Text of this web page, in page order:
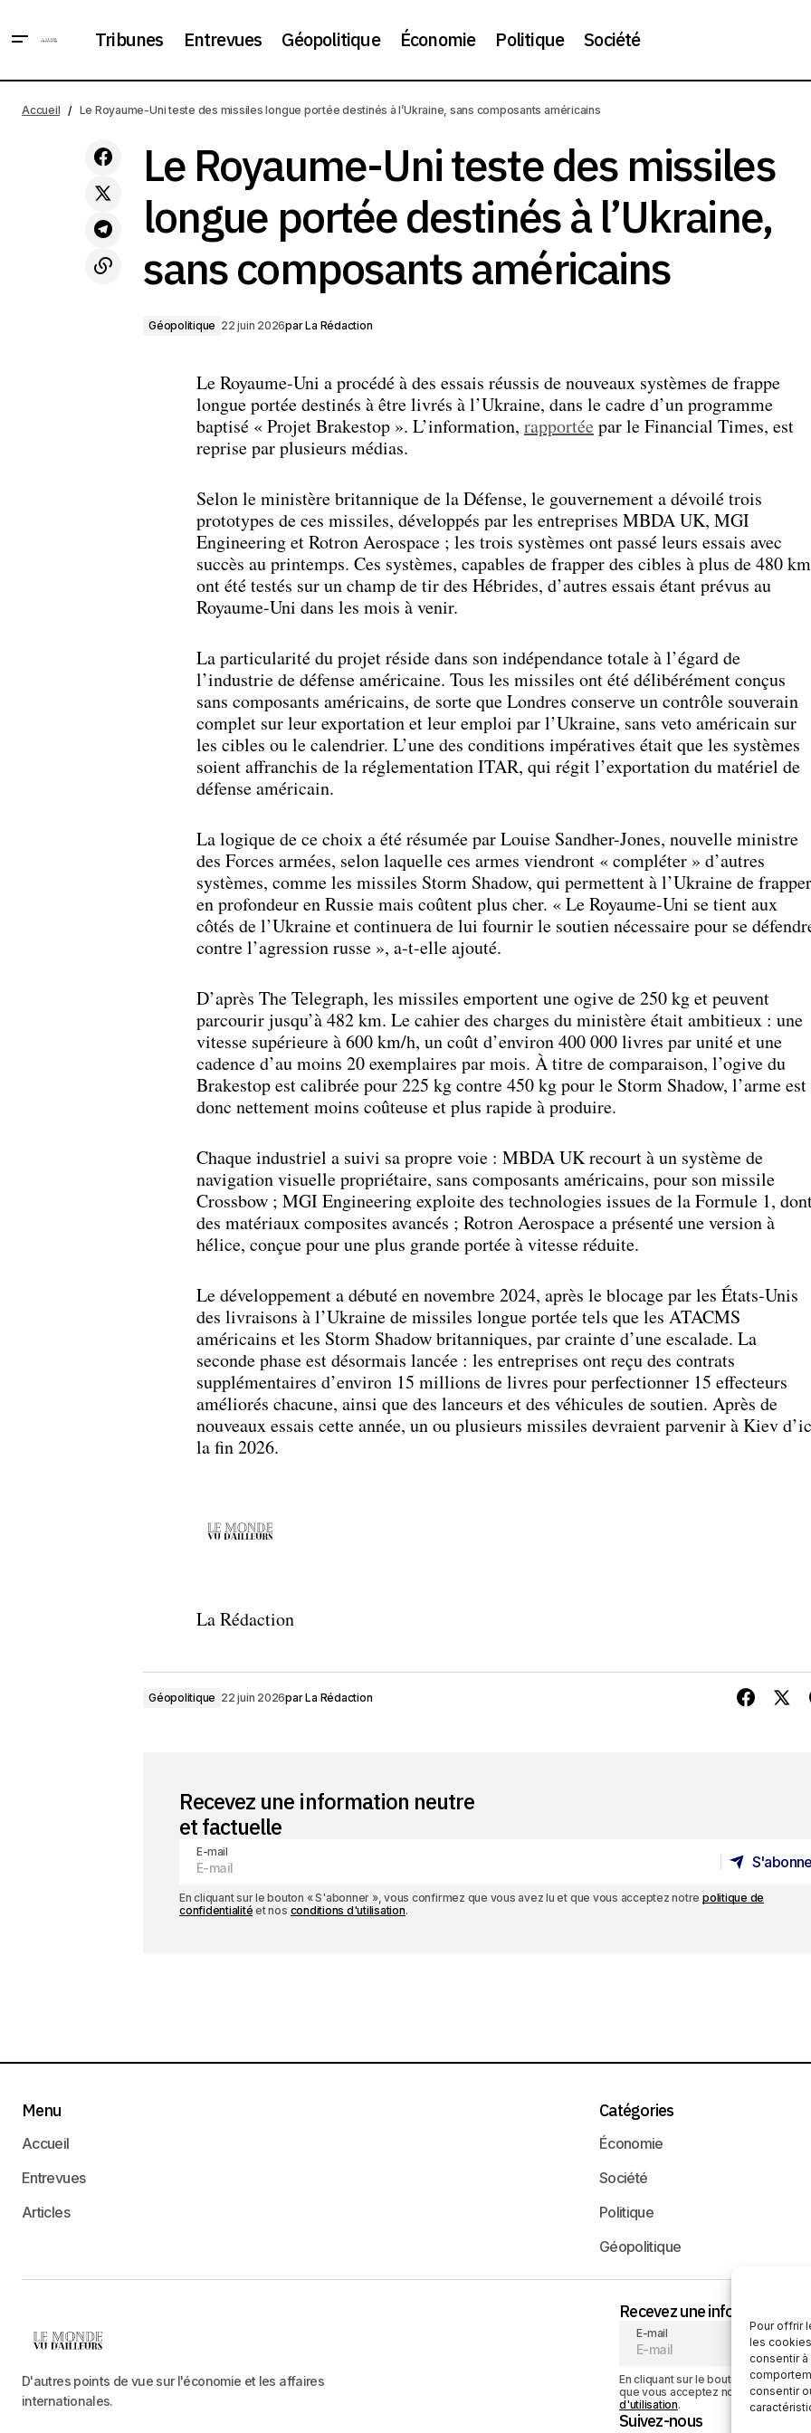
Pour offrir
les
consentir
consentir
Tribunes Entrevues Géopolitique Économie Politique Société
date de sa démission
Géopolitique composants américains
Accueil Le Royaume-Uni teste des missiles longue portée destinés à l’Ukraine, sans composants américains
Le Royaume-Uni teste des missiles
longue portée destinés à l’Ukraine,
sans composants américains
Géopolitique 22 juin 2026parLa Rédaction
Le Royaume-Uni a procédé à des essais réussis de nouveaux systèmes de frappe
longue portée destinés à être livrés à l’Ukraine, dans le cadre d’un programme
baptisé « Projet Brakestop ». L’information, rapportée par le Financial Times, est
reprise par plusieurs médias.
Selon le ministère britannique de la Défense, le gouvernement a dévoilé trois
prototypes de ces missiles, développés par les entreprises MBDA UK, MGI
Engineering et Rotron Aerospace ; les trois systèmes ont passé leurs essais avec
succès au printemps. Ces systèmes, capables de frapper des cibles à plus de 480
ont été testés sur un champ de tir des Hébrides, d’autres essais étant prévus au
Royaume-Uni dans les mois à venir.
La particularité du projet réside dans son indépendance totale à l’égard de
l’industrie de défense américaine. Tous les missiles ont été délibérément conçus
sans composants américains, de sorte que Londres conserve un contrôle souverain
complet sur leur exportation et leur emploi par l’Ukraine, sans veto américain sur
les cibles ou le calendrier. L’une des conditions impératives était que les systèmes
soient affranchis de la réglementation ITAR, qui régit l’exportation du matériel de
défense américain.
La logique de ce choix a été résumée par Louise Sandher-Jones, nouvelle ministre
des Forces armées, selon laquelle ces armes viendront « compléter » d’autres
systèmes, comme les missiles Storm Shadow, qui permettent à l’Ukraine de frapper
en profondeur en Russie mais coûtent plus cher. « Le Royaume-Uni se tient aux
côtés de l’Ukraine et continuera de lui fournir le soutien nécessaire pour se
contre l’agression russe », a-t-elle ajouté.
D’après The Telegraph, les missiles emportent une ogive de 250 kg et peuvent
parcourir jusqu’à 482 km. Le cahier des charges du ministère était ambitieux : une
vitesse supérieure à 600 km/h, un coût d’environ 400 000 livres par unité et une
cadence d’au moins 20 exemplaires par mois. À titre de comparaison, l’ogive du
Brakestop est calibrée pour 225 kg contre 450 kg pour le Storm Shadow, l’arme est
donc nettement moins coûteuse et plus rapide à produire.
Chaque industriel a suivi sa propre voie : MBDA UK recourt à un système de
navigation visuelle propriétaire, sans composants américains, pour son missile
Crossbow ; MGI Engineering exploite des technologies issues de la Formule 1,
des matériaux composites avancés ; Rotron Aerospace a présenté une version à
hélice, conçue pour une plus grande portée à vitesse réduite.
Le développement a débuté en novembre 2024, après le blocage par les États-Unis
des livraisons à l’Ukraine de missiles longue portée tels que les ATACMS
américains et les Storm Shadow britanniques, par crainte d’une escalade. La
seconde phase est désormais lancée : les entreprises ont reçu des contrats
supplémentaires d’environ 15 millions de livres pour perfectionner 15 effecteurs
améliorés chacune, ainsi que des lanceurs et des véhicules de soutien. Après de
nouveaux essais cette année, un ou plusieurs missiles devraient parvenir à Kiev
la fin 2026.
La Rédaction
Géopolitique 22 juin 2026parLa Rédaction
Recevez une information neutre
et factuelle
E-mail
En cliquant sur le bouton « S'abonner », vous confirmez que vous avez lu et que vous acceptez notrepolitique de
confidentialité et nos conditions d'utilisation.
D'autres points de vue sur l'économie et les affaires
internationales.
Menu
Accueil
Entrevues
Articles
Catégories
Économie
Société
Politique
Géopolitique
Recevez une information
E-mail
En cliquant sur le bouton «
que vous acceptez notrepolitique
d'utilisation.
Suivez-nous